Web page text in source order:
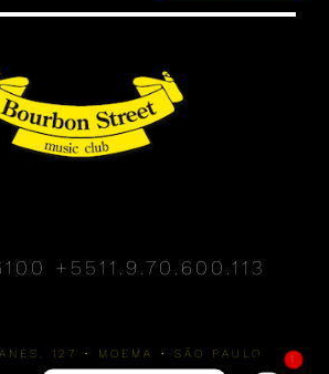
+5511.9.70.600.113
127 • MOEMA • SÃO PAULO